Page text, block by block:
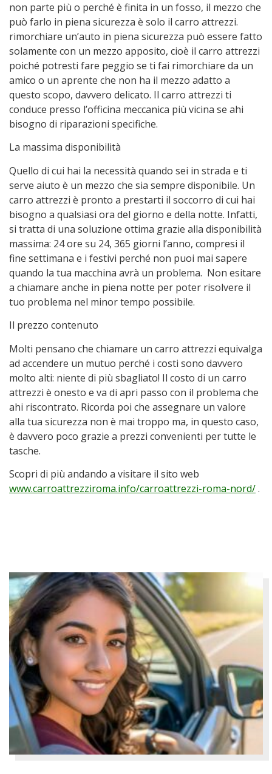
non parte più o perché è finita in un fosso, il mezzo che
può farlo in piena sicurezza è solo il carro attrezzi.
rimorchiare un’auto in piena sicurezza può essere fatto
solamente con un mezzo apposito, cioè il carro attrezzi
poiché potresti fare peggio se ti fai rimorchiare da un
amico o un aprente che non ha il mezzo adatto a
questo scopo, davvero delicato. Il carro attrezzi ti
conduce presso l’officina meccanica più vicina se ahi
bisogno di riparazioni specifiche.
La massima disponibilità
Quello di cui hai la necessità quando sei in strada e ti
serve aiuto è un mezzo che sia sempre disponibile. Un
carro attrezzi è pronto a prestarti il soccorro di cui hai
bisogno a qualsiasi ora del giorno e della notte. Infatti,
si tratta di una soluzione ottima grazie alla disponibilità
massima: 24 ore su 24, 365 giorni l’anno, compresi il
fine settimana e i festivi perché non puoi mai sapere
quando la tua macchina avrà un problema. Non esitare
a chiamare anche in piena notte per poter risolvere il
tuo problema nel minor tempo possibile.
Il prezzo contenuto
Molti pensano che chiamare un carro attrezzi equivalga
ad accendere un mutuo perché i costi sono davvero
molto alti: niente di più sbagliato! Il costo di un carro
attrezzi è onesto e va di apri passo con il problema che
ahi riscontrato. Ricorda poi che assegnare un valore
alla tua sicurezza non è mai troppo ma, in questo caso,
è davvero poco grazie a prezzi convenienti per tutte le
tasche.
Scopri di più andando a visitare il sito web
www.carroattrezziroma.info/carroattrezzi-roma-nord/.